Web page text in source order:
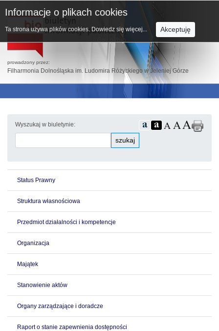
prowadzony przez:
Filharmonia Dolnośląska im. Ludomira Różyckiego w Jeleniej Górze
Wyszukaj w biuletynie:
szukaj
Status Prawny
Struktura własnościowa
Przedmiot działalności i kompetencje
Organizacja
Majątek
Stanowienie aktów
Organy zarządzające i doradcze
Raport o stanie zapewnienia dostępności
Informacje o plikach cookies
Ta strona używa plików cookies. Dowiedz się więcej... Akceptuję